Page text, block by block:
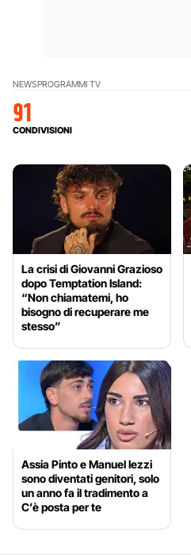
NEWSPROGRAMMI TV
91
CONDIVISIONI
La crisi di Giovanni Grazioso
dopo Temptation Island:
“Non chiamatemi, ho
bisogno di recuperare me
stesso”
Assia Pinto e Manuel Iezzi
sono diventati genitori, solo
un anno fa il tradimento a
C’è posta per te